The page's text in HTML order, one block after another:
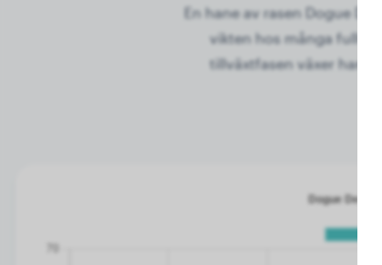
En hane av rasen Dogue
vikten hos många
tillväxtfasen växer hanar